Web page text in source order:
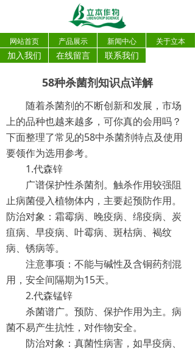
网站首页 产品展示 新闻中心 关于立本
加入我们 在线留言 联系我们
58种杀菌剂知识点详解
随着杀菌剂的不断创新和发展，市场
上的品种也越来越多，可你真的会用吗？
下面整理了常见的58中杀菌剂特点及使用
要领作为选用参考。
1.代森锌
广谱保护性杀菌剂。触杀作用较强阻
止病菌侵入植物体内，主要起预防作用。
防治对象：霜霉病、晚疫病、绵疫病、炭
疽病、早疫病、叶霉病、斑枯病、褐纹
病、锈病等。
注意事项：不能与碱性及含铜药剂混
用，安全间隔期为15天。
2.代森锰锌
杀菌谱广。预防、保护作用为主。病
菌不易产生抗性，对作物安全。
防治对象：真菌性病害，如早疫病、